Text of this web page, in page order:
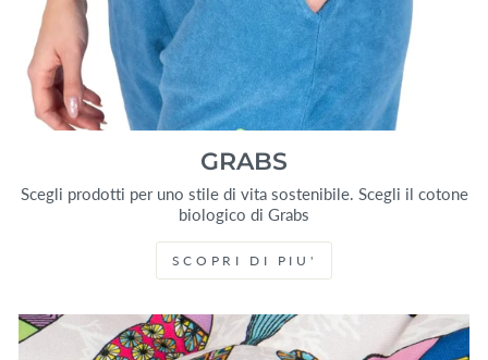
GRABS
Scegli prodotti per uno stile di vita sostenibile. Scegli il cotone
biologico di Grabs
SCOPRI DI PIU'